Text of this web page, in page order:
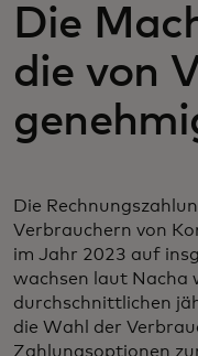
Die
die von
Die
Verbrauchern von
im Jahr 2023 auf
wachsen laut Nacha
durchschnittlichen
die Wahl der
Zahlungsoptionen